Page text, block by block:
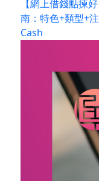
【網上借錢點揀
南：特色+類型+
Cash